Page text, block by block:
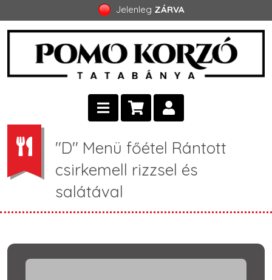
Jelenleg ZÁRVA
"D" Menü főétel Rántott
csirkemell rizzsel és
salátával